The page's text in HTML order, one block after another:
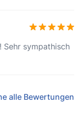
Sehr sympathisch
alle Bewertungen